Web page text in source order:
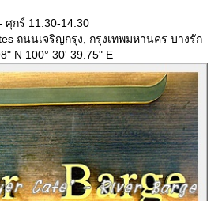
ศุกร์ 11.30-14.30
ถนนเจริญกรุง, กรุงเทพมหานคร บางรัก
N 100° 30' 39.75" E